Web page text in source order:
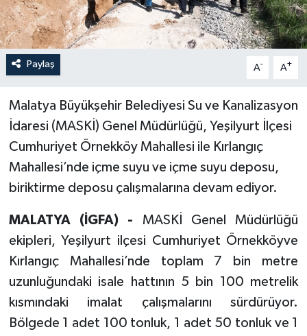
Paylaş A- A+
Malatya Büyükşehir Belediyesi Su ve Kanalizasyon
İdaresi (MASKİ) Genel Müdürlüğü, Yeşilyurt İlçesi
Cumhuriyet Örnekköy Mahallesi ile Kırlangıç
Mahallesi’nde içme suyu ve içme suyu deposu,
biriktirme deposu çalışmalarına devam ediyor.
MALATYA (İGFA) - MASKİ Genel Müdürlüğü
ekipleri, Yeşilyurt ilçesi Cumhuriyet Örnekköyve
Kırlangıç Mahallesi’nde toplam 7 bin metre
uzunluğundaki isale hattının 5 bin 100 metrelik
kısmındaki imalat çalışmalarını sürdürüyor.
Bölgede 1 adet 100 tonluk, 1 adet 50 tonluk ve 1